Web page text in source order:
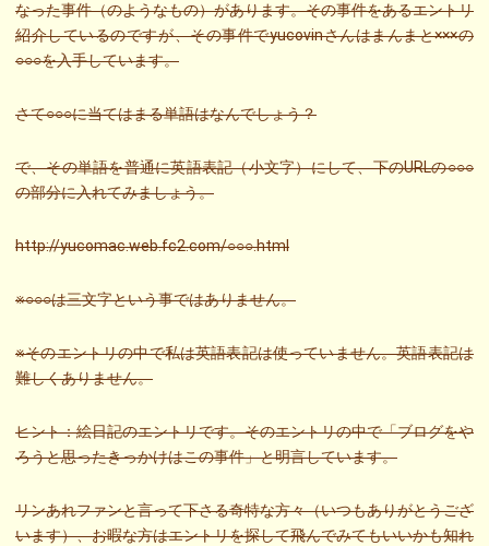
なった事件（のようなもの）があります。その事件をあるエントリ
紹介しているのですが、その事件でyucovinさんはまんまと×××の
○○○を入手しています。
さて○○○に当てはまる単語はなんでしょう？
で、その単語を普通に英語表記（小文字）にして、下のURLの○○○
の部分に入れてみましょう。
http://yucomac.web.fc2.com/○○○.html
※○○○は三文字という事ではありません。
※そのエントリの中で私は英語表記は使っていません。英語表記は
難しくありません。
ヒント：絵日記のエントリです。そのエントリの中で「ブログをや
ろうと思ったきっかけはこの事件」と明言しています。
リンあれファンと言って下さる奇特な方々（いつもありがとうござ
います）、お暇な方はエントリを探して飛んでみてもいいかも知れ